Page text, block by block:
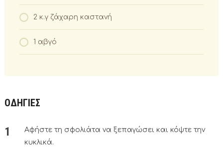
2 κ.γ ζάχαρη καστανή
1 αβγό
ΟΔΗΓΙΕΣ
Αφήστε τη σφολιάτα να ξεπαγώσει και κόψτε την
κυκλικά.